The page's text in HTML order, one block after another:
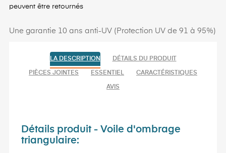
peuvent être retournés
Une garantie 10 ans anti-UV (Protection UV de 91 à 95%)
LA DESCRIPTION DÉTAILS DU PRODUIT
PIÈCES JOINTES ESSENTIEL CARACTÉRISTIQUES
AVIS
Détails produit - Voile d'ombrage
triangulaire: